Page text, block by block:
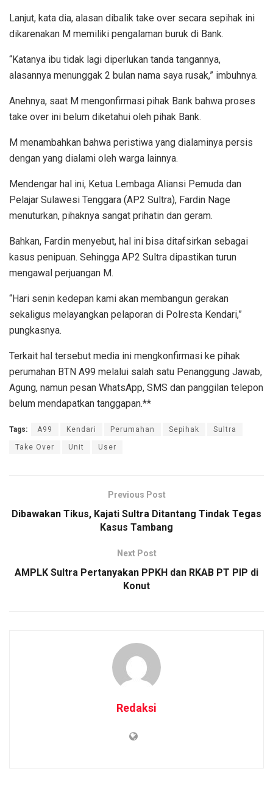
Lanjut, kata dia, alasan dibalik take over secara sepihak ini
dikarenakan M memiliki pengalaman buruk di Bank.
“Katanya ibu tidak lagi diperlukan tanda tangannya,
alasannya menunggak 2 bulan nama saya rusak,” imbuhnya.
Anehnya, saat M mengonfirmasi pihak Bank bahwa proses
take over ini belum diketahui oleh pihak Bank.
M menambahkan bahwa peristiwa yang dialaminya persis
dengan yang dialami oleh warga lainnya.
Mendengar hal ini, Ketua Lembaga Aliansi Pemuda dan
Pelajar Sulawesi Tenggara (AP2 Sultra), Fardin Nage
menuturkan, pihaknya sangat prihatin dan geram.
Bahkan, Fardin menyebut, hal ini bisa ditafsirkan sebagai
kasus penipuan. Sehingga AP2 Sultra dipastikan turun
mengawal perjuangan M.
“Hari senin kedepan kami akan membangun gerakan
sekaligus melayangkan pelaporan di Polresta Kendari,”
pungkasnya.
Terkait hal tersebut media ini mengkonfirmasi ke pihak
perumahan BTN A99 melalui salah satu Penanggung Jawab,
Agung, namun pesan WhatsApp, SMS dan panggilan telepon
belum mendapatkan tanggapan.**
Tags: A99 Kendari Perumahan Sepihak Sultra
Take Over Unit User
Previous Post
Dibawakan Tikus, Kajati Sultra Ditantang Tindak Tegas
Kasus Tambang
Next Post
AMPLK Sultra Pertanyakan PPKH dan RKAB PT PIP di
Konut
Redaksi